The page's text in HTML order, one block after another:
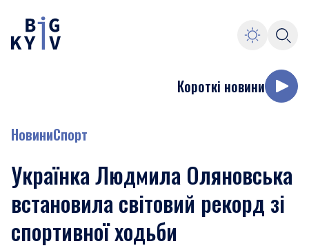
Короткі новини
НовиниСпорт
Українка Людмила Оляновська
встановила світовий рекорд зі
спортивної ходьби